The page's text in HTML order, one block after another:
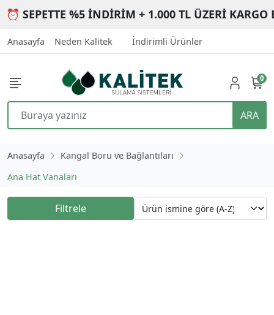
⏰ SEPETTE %5 İNDİRİM + 1.000 TL ÜZERİ KARGO
Anasayfa Neden Kalitek İndirimli Ürünler
ARA
0
Anasayfa
Kangal Boru ve Bağlantıları
Ana Hat Vanaları
Filtrele